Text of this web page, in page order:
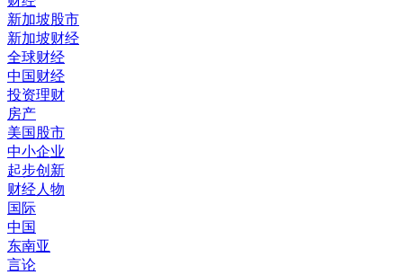
新加坡股市
新加坡财经
全球财经
中国财经
投资理财
房产
美国股市
中小企业
起步创新
财经人物
国际
中国
东南亚
言论